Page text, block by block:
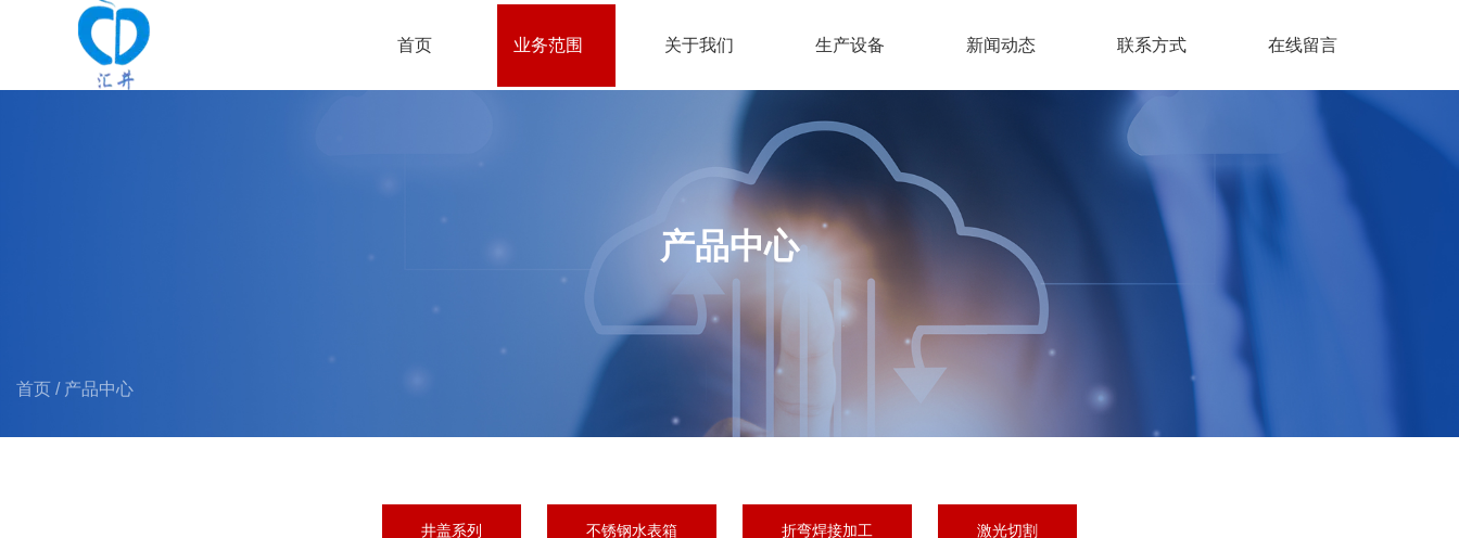
首页 业务范围 关于我们 生产设备 新闻动态 联系方式 在线留言
产品中心
首页 / 产品中心
井盖系列 不锈钢水表箱 折弯焊接加工 激光切割